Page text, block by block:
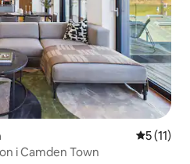
5 ud af 5
5 (11)
i Camden Town